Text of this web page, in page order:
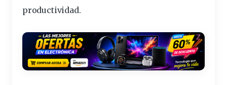
productividad.